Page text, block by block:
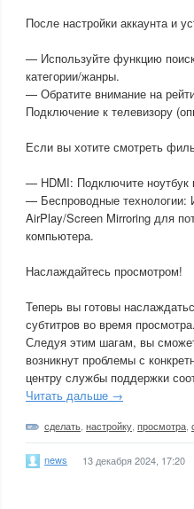
После настройки аккаунта и
— Используйте функцию
категории/жанры.
— Обратите внимание на
Подключение к телевизору
Если вы хотите смотреть
— HDMI: Подключите ноутбук
— Беспроводные технологии:
AirPlay/Screen Mirroring для
компьютера.
Наслаждайтесь просмотром!
Теперь вы готовы
субтитров во время просмотра.
Следуя этим шагам, вы
возникнут проблемы с
центру службы поддержки
Читать дальше →
сделать настройку просмотра
news 13 декабря 2024, 17:20